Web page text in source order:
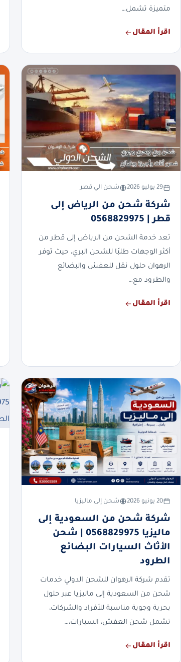
متميزة تشمل…
اقرأ المقال
29 يوليو 2026 شحن الي قطر
شركة شحن من الرياض إلى
قطر | 0568829975
تعد خدمة الشحن من الرياض إلى قطر من
أكثر الوجهات طلبًا للشحن البري، حيث توفر
الرهوان حلول نقل للعفش والبضائع
والطرود مع…
اقرأ المقال
20 يونيو 2026 شحن إلى ماليزيا
شركة شحن من السعودية إلى
ماليزيا 0568829975 | شحن
الأثاث السيارات البضائع
الطرود
تقدم شركة الرهوان للشحن الدولي خدمات
شحن من السعودية إلى ماليزيا عبر حلول
بحرية وجوية مناسبة للأفراد والشركات،
تشمل شحن العفش، السيارات،…
اقرأ المقال